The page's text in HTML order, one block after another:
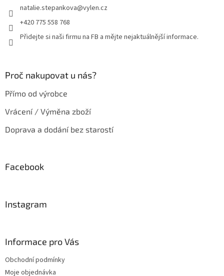
natalie.stepankova@vylen.cz
+420 775 558 768
Přidejte si naši firmu na FB a mějte nejaktuálnější informace.
Proč nakupovat u nás?
Přímo od výrobce
Vrácení / Výměna zboží
Doprava a dodání bez starostí
Facebook
Instagram
Informace pro Vás
Obchodní podmínky
Moje objednávka